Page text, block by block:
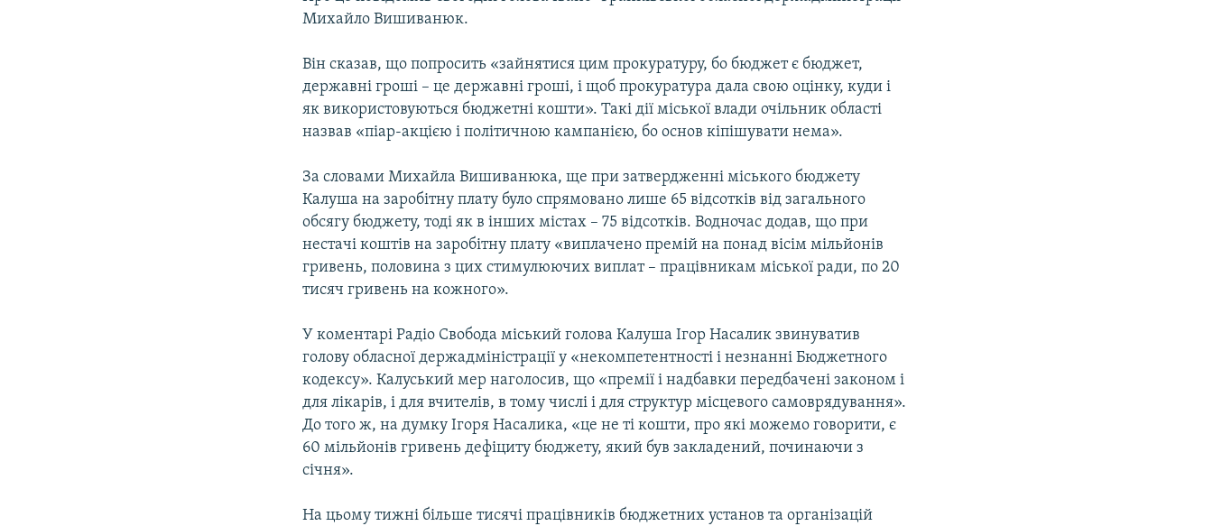
Михайло Вишиванюк.
Він сказав, що попросить «зайнятися цим прокуратуру, бо бюджет є бюджет,
державні гроші – це державні гроші, і щоб прокуратура дала свою оцінку, куди і
як використовуються бюджетні кошти». Такі дії міської влади очільник області
назвав «піар-акцією і політичною кампанією, бо основ кіпішувати нема».
За словами Михайла Вишиванюка, ще при затвердженні міського бюджету
Калуша на заробітну плату було спрямовано лише 65 відсотків від загального
обсягу бюджету, тоді як в інших містах – 75 відсотків. Водночас додав, що при
нестачі коштів на заробітну плату «виплачено премій на понад вісім мільйонів
гривень, половина з цих стимулюючих виплат – працівникам міської ради, по 20
тисяч гривень на кожного».
У коментарі Радіо Свобода міський голова Калуша Ігор Насалик звинуватив
голову обласної держадміністрації у «некомпетентності і незнанні Бюджетного
кодексу». Калуський мер наголосив, що «премії і надбавки передбачені законом і
для лікарів, і для вчителів, в тому числі і для структур місцевого самоврядування».
До того ж, на думку Ігоря Насалика, «це не ті кошти, про які можемо говорити, є
60 мільйонів гривень дефіциту бюджету, який був закладений, починаючи з
січня».
На цьому тижні більше тисячі працівників бюджетних установ та організацій